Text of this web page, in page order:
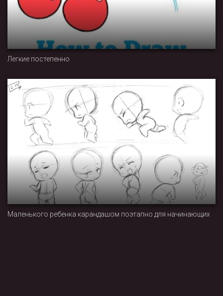
Легкие постепенно
Маленького ребенка карандашом поэтапно для начинающих